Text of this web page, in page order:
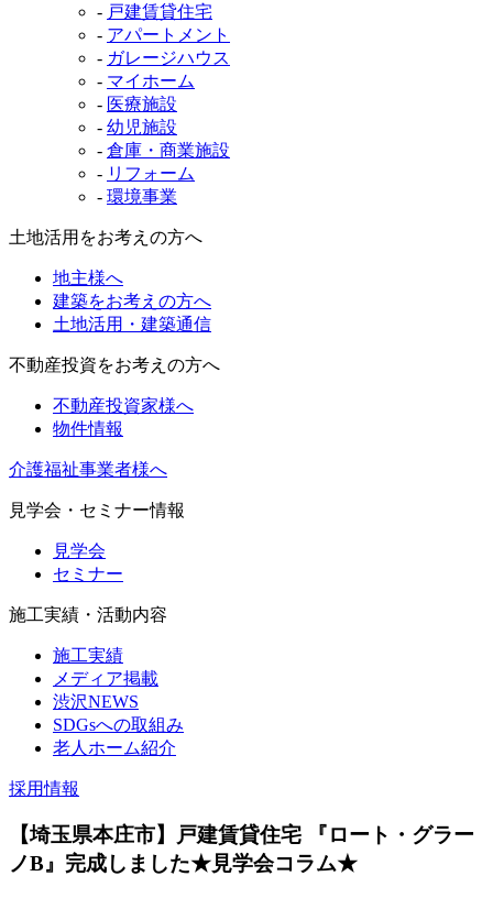
- 戸建賃貸住宅
- アパートメント
- ガレージハウス
- マイホーム
- 医療施設
- 幼児施設
- 倉庫・商業施設
- リフォーム
- 環境事業
土地活用をお考えの方へ
地主様へ
建築をお考えの方へ
土地活用・建築通信
不動産投資をお考えの方へ
不動産投資家様へ
物件情報
介護福祉事業者様へ
見学会・セミナー情報
見学会
セミナー
施工実績・活動内容
施工実績
メディア掲載
渋沢NEWS
SDGsへの取組み
老人ホーム紹介
採用情報
【埼玉県本庄市】戸建賃貸住宅 『ロート・グラー
ノB』完成しました★見学会コラム★